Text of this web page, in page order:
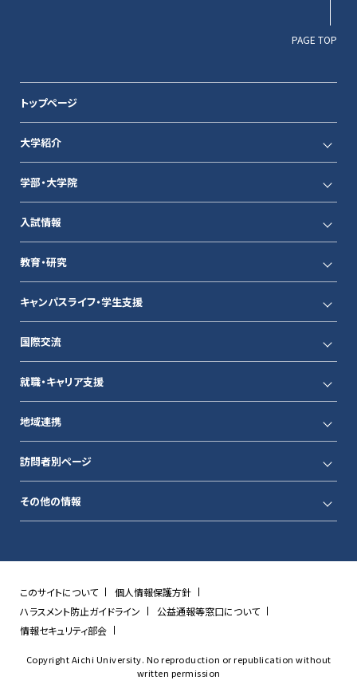
PAGE TOP
トップページ
大学紹介
学部・大学院
入試情報
教育・研究
キャンパスライフ・学生支援
国際交流
就職・キャリア支援
地域連携
訪問者別ページ
その他の情報
このサイトについて
個人情報保護方針
ハラスメント防止ガイドライン
公益通報等窓口について
情報セキュリティ部会
Copyright Aichi University. No reproduction or republication without
written permission